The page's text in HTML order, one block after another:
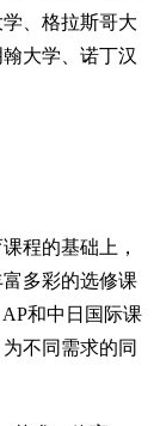
、格拉斯哥大
大学、诺丁汉
程的基础上，
多彩的选修课
和中日国际课
不同需求的同